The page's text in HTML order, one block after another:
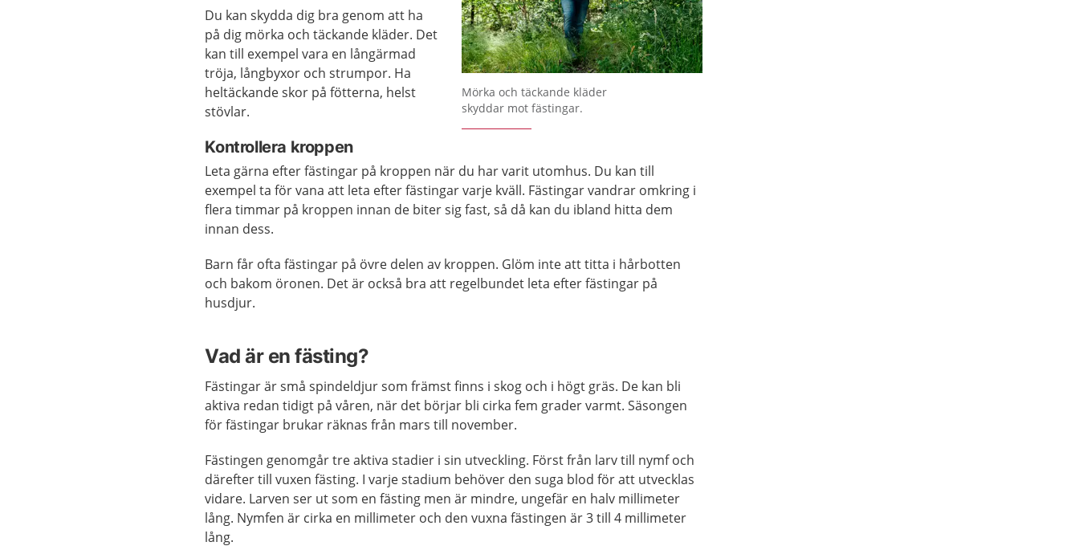
Förstora bilden
Mörka och täckande kläder
skyddar mot fästingar.
Du kan skydda dig bra genom att ha
på dig mörka och täckande kläder. Det
kan till exempel vara en långärmad
tröja, långbyxor och strumpor. Ha
heltäckande skor på fötterna, helst
stövlar.
Kontrollera kroppen
Leta gärna efter fästingar på kroppen när du har varit utomhus. Du kan till
exempel ta för vana att leta efter fästingar varje kväll. Fästingar vandrar omkring i
flera timmar på kroppen innan de biter sig fast, så då kan du ibland hitta dem
innan dess.
Barn får ofta fästingar på övre delen av kroppen. Glöm inte att titta i hårbotten
och bakom öronen. Det är också bra att regelbundet leta efter fästingar på
husdjur.
Vad är en fästing?
Fästingar är små spindeldjur som främst finns i skog och i högt gräs. De kan bli
aktiva redan tidigt på våren, när det börjar bli cirka fem grader varmt. Säsongen
för fästingar brukar räknas från mars till november.
Fästingen genomgår tre aktiva stadier i sin utveckling. Först från larv till nymf och
därefter till vuxen fästing. I varje stadium behöver den suga blod för att utvecklas
vidare. Larven ser ut som en fästing men är mindre, ungefär en halv millimeter
lång. Nymfen är cirka en millimeter och den vuxna fästingen är 3 till 4 millimeter
lång.